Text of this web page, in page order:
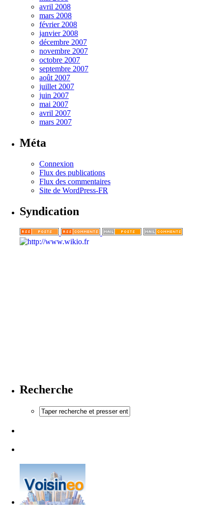
avril 2008
mars 2008
février 2008
janvier 2008
décembre 2007
novembre 2007
octobre 2007
septembre 2007
août 2007
juillet 2007
juin 2007
mai 2007
avril 2007
mars 2007
Méta
Connexion
Flux des publications
Flux des commentaires
Site de WordPress-FR
Syndication
Recherche